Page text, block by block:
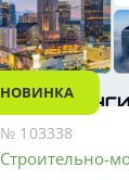
НОВИНКА
№ 103338
Строительно-